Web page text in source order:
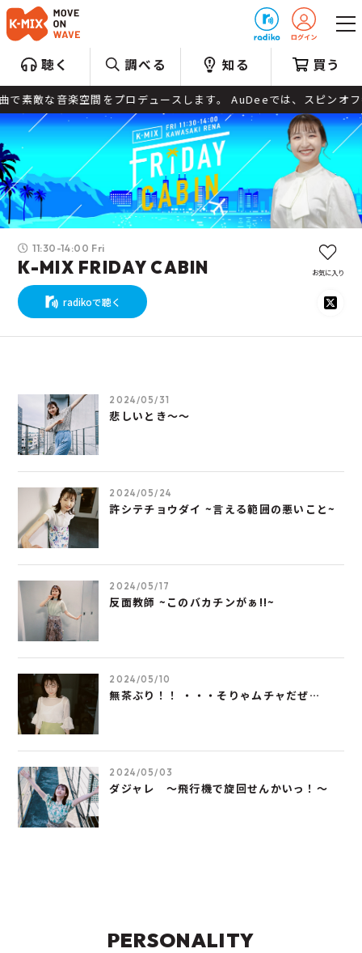
聴く 調べる 知る 買う
敵な音楽空間をプロデュースします。 AuDeeでは、スピンオフ
11:30-14:00 Fri
K-MIX FRIDAY CABIN
radikoで聴く
お気に入り
2024/05/31
悲しいとき～～
2024/05/24
許シテチョウダイ ~言える範囲の悪いこと~
2024/05/17
反面教師 ~このバカチンがぁ!!~
2024/05/10
無茶ぶり！！ ・・・そりゃムチャだぜ…
2024/05/03
ダジャレ ～飛行機で旋回せんかいっ！～
PERSONALITY